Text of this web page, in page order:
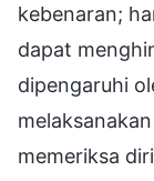
kebenaran;
dapat
dipengaruhi
memeriksa